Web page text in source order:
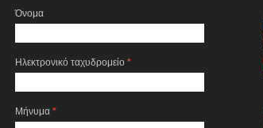
Όνομα
Ηλεκτρονικό ταχυδρομείο*
Μήνυμα*